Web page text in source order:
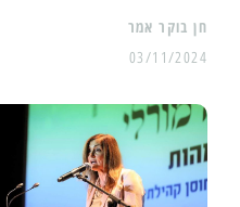
03/11/2024